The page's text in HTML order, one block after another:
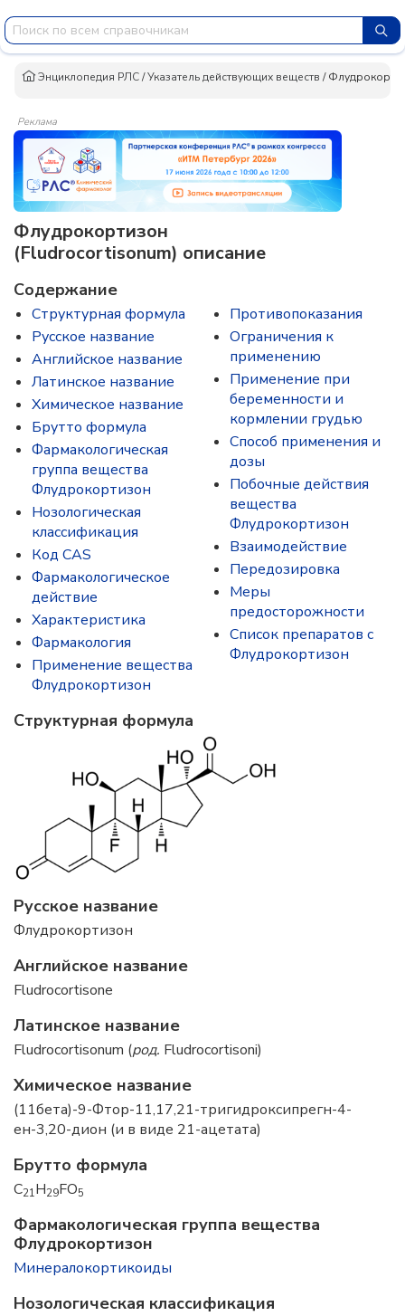
Энциклопедия РЛС/Указатель действующих веществ /
Реклама
Флудрокортизон
(Fludrocortisonum) описание
Содержание
Структурная формула
Русское название
Английское название
Латинское название
Химическое название
Брутто формула
Фармакологическая
группа вещества
Флудрокортизон
Нозологическая
классификация
Код CAS
Фармакологическое
действие
Характеристика
Фармакология
Применение вещества
Флудрокортизон
Противопоказания
Ограничения к
применению
Применение при
беременности и
кормлении грудью
Способ применения и
дозы
Побочные действия
вещества
Флудрокортизон
Взаимодействие
Передозировка
Меры
предосторожности
Список препаратов с
Флудрокортизон
Структурная формула
Русское название
Флудрокортизон
Английское название
Fludrocortisone
Латинское название
Fludrocortisonum (род. Fludrocortisoni)
Химическое название
(11бета)-9-Фтор-11,17,21-тригидроксипрегн-4-
ен-3,20-дион (и в виде 21-ацетата)
Брутто формула
C21H29FO5
Фармакологическая группа вещества
Флудрокортизон
Минералокортикоиды
Нозологическая классификация